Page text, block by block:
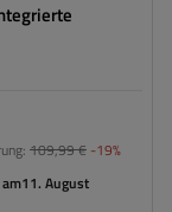
109,99 € -19%
11. August